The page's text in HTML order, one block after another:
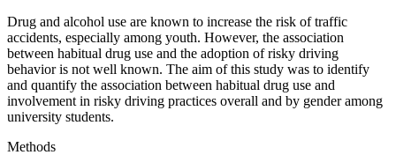
Drug and alcohol use are known to increase the risk of traffic
accidents, especially among youth. However, the association
between habitual drug use and the adoption of risky driving
behavior is not well known. The aim of this study was to identify
and quantify the association between habitual drug use and
involvement in risky driving practices overall and by gender among
university students.
Methods